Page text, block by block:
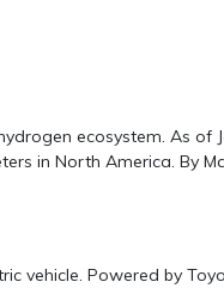
ecosystem. As
in North America. By
Powered by